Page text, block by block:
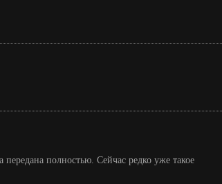
полностью. Сейчас редко уже такое